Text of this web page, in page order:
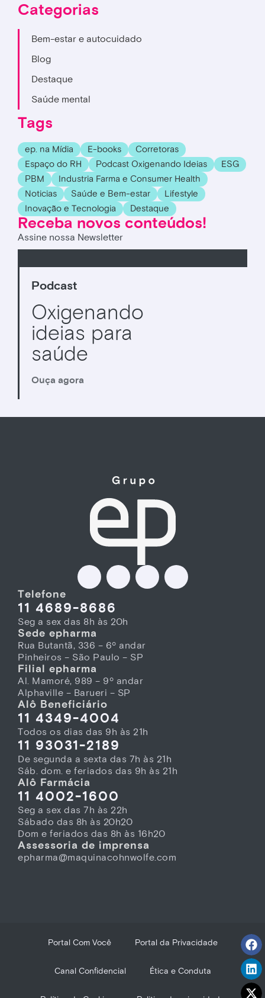
Categorias
Bem-estar e autocuidado
Blog
Destaque
Saúde mental
Tags
ep. na Mídia E-books
Corretoras
Espaço do RH
Podcast Oxigenando Ideias
ESG
PBM
Industria Farma e Consumer Health
Noticias
Saúde e Bem-estar
Lifestyle
Inovação e Tecnologia
Destaque
Receba novos conteúdos!
Assine nossa Newsletter
Podcast
Oxigenando
ideias para
saúde
Ouça agora
Telefone
11 4689-8686
Seg a sex das 8h às 20h
Sede epharma
Rua Butantã, 336 – 6º andar
Pinheiros – São Paulo – SP
Filial epharma
Al. Mamoré, 989 – 9º andar
Alphaville – Barueri – SP
Alô Beneficiário
11 4349-4004
Todos os dias das 9h às 21h
11 93031-2189
De segunda a sexta das 7h às 21h
Sáb. dom. e feriados das 9h às 21h
Alô Farmácia
11 4002-1600
Seg a sex das 7h às 22h
Sábado das 8h às 20h20
Dom e feriados das 8h às 16h20
Assessoria de imprensa
epharma@maquinacohnwolfe.com
Portal Com Você Portal da Privacidade
Canal Confidencial Ética e Conduta